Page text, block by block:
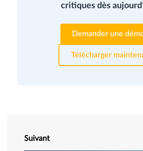
critiques dès
Demander une
Télécharger
Suivant